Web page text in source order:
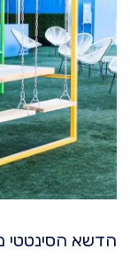
הדשא הסינטטי